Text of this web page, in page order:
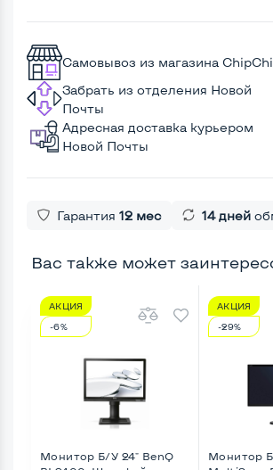
Самовывоз из магазина
Забрать из отделения Новой
Почты
Адресная доставка курьером
Новой Почты
Гарантия 12 мес 14 дней
Вас также может
АКЦИЯ
-6%
Монитор Б/У 24" BenQ
АКЦИЯ
-29%
Монитор